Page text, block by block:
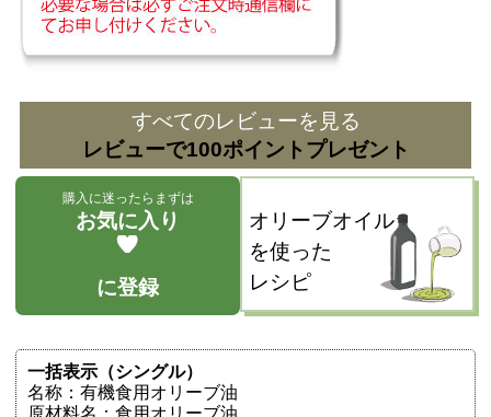
すべてのレビューを見る
レビューで100ポイントプレゼント
購入に迷ったらまずは
お気に入り
に登録
オリーブオイル
を使った
レシピ
一括表示（シングル）
名称：有機食用オリーブ油